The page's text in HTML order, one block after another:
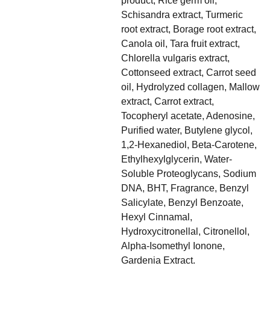
Schisandra extract, Turmeric
root extract, Borage root extract,
Canola oil, Tara fruit extract,
Chlorella vulgaris extract,
Cottonseed extract, Carrot seed
oil, Hydrolyzed collagen, Mallow
extract, Carrot extract,
Tocopheryl acetate, Adenosine,
Purified water, Butylene glycol,
1,2-Hexanediol, Beta-Carotene,
Ethylhexylglycerin, Water-
Soluble Proteoglycans, Sodium
DNA, BHT, Fragrance, Benzyl
Salicylate, Benzyl Benzoate,
Hexyl Cinnamal,
Hydroxycitronellal, Citronellol,
Alpha-Isomethyl Ionone,
Gardenia Extract.